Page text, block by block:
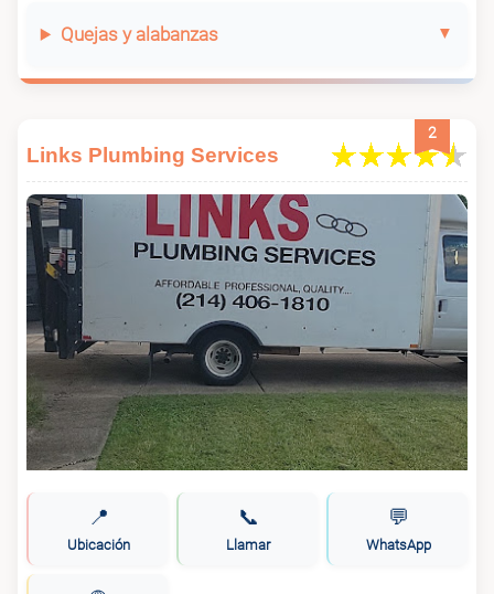
Quejas y alabanzas
2
Links Plumbing Services
📍
Ubicación
📞
Llamar
💬
WhatsApp